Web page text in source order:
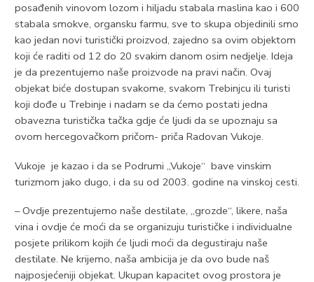
posađenih vinovom lozom i hiljadu stabala maslina kao i 600
stabala smokve, organsku farmu, sve to skupa objedinili smo
kao jedan novi turistički proizvod, zajedno sa ovim objektom
koji će raditi od 12 do 20 svakim danom osim nedjelje. Ideja
je da prezentujemo naše proizvode na pravi način. Ovaj
objekat biće dostupan svakome, svakom Trebinjcu ili turisti
koji dođe u Trebinje i nadam se da ćemo postati jedna
obavezna turistička tačka gdje će ljudi da se upoznaju sa
ovom hercegovačkom pričom- priča Radovan Vukoje.
Vukoje je kazao i da se Podrumi „Vukoje“ bave vinskim
turizmom jako dugo, i da su od 2003. godine na vinskoj cesti.
– Ovdje prezentujemo naše destilate, „grozde“, likere, naša
vina i ovdje će moći da se organizuju turističke i individualne
posjete prilikom kojih će ljudi moći da degustiraju naše
destilate. Ne krijemo, naša ambicija je da ovo bude naš
najposjećeniji objekat. Ukupan kapacitet ovog prostora je